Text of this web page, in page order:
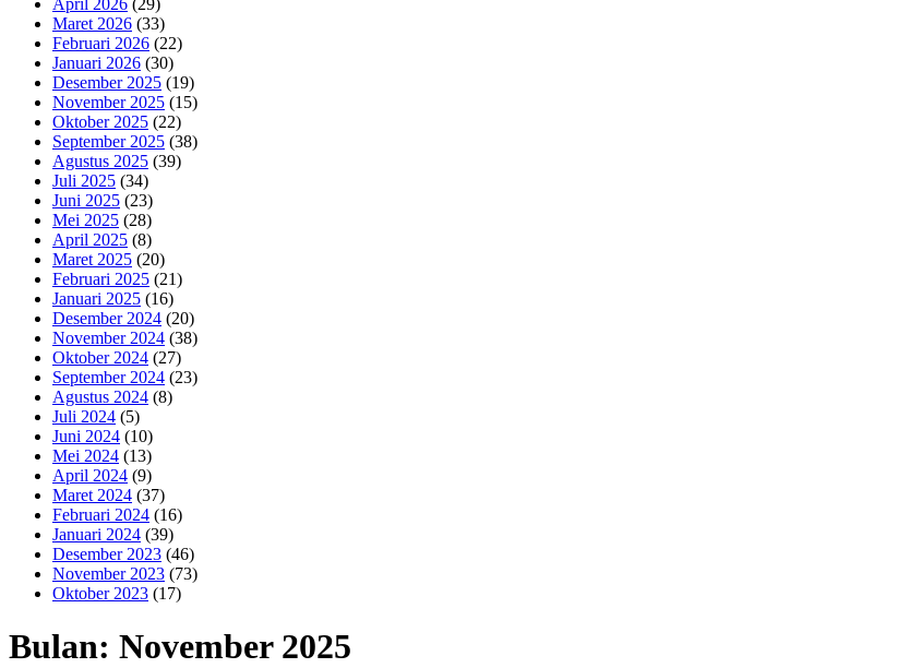
Maret 2026 (33)
Februari 2026 (22)
Januari 2026 (30)
Desember 2025 (19)
November 2025 (15)
Oktober 2025 (22)
September 2025 (38)
Agustus 2025 (39)
Juli 2025 (34)
Juni 2025 (23)
Mei 2025 (28)
April 2025 (8)
Maret 2025 (20)
Februari 2025 (21)
Januari 2025 (16)
Desember 2024 (20)
November 2024 (38)
Oktober 2024 (27)
September 2024 (23)
Agustus 2024 (8)
Juli 2024 (5)
Juni 2024 (10)
Mei 2024 (13)
April 2024 (9)
Maret 2024 (37)
Februari 2024 (16)
Januari 2024 (39)
Desember 2023 (46)
November 2023 (73)
Oktober 2023 (17)
Bulan: November 2025